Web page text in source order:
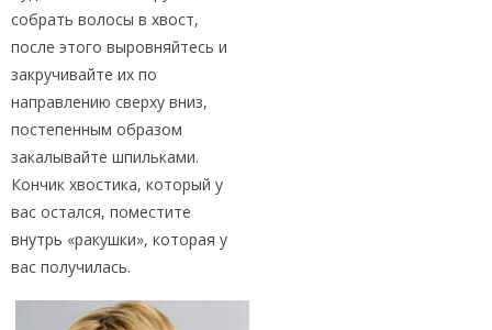
собрать волосы в хвост,
после этого выровняйтесь и
закручивайте их по
направлению сверху вниз,
постепенным образом
закалывайте шпильками.
Кончик хвостика, который у
вас остался, поместите
внутрь «ракушки», которая у
вас получилась.